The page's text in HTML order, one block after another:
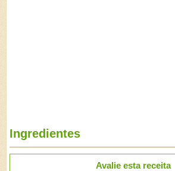
Ingredientes
Avalie esta receita